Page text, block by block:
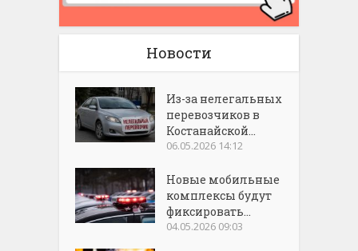
Новости
Из-за нелегальных
перевозчиков в
Костанайской...
06.05.2026 14:12
Новые мобильные
комплексы будут
фиксировать...
04.05.2026 09:03